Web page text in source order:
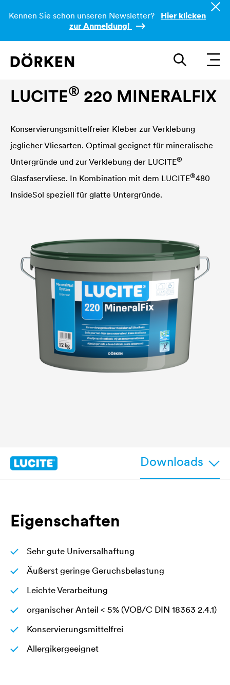
Kennen Sie schon unseren Newsletter?
Hier klicken
zur Anmeldung!
LUCITE® 220 MINERALFIX
Konservierungsmittelfreier Kleber zur Verklebung
jeglicher Vliesarten. Optimal geeignet für mineralische
Untergründe und zur Verklebung der LUCITE®
Glasfaservliese. In Kombination mit dem LUCITE®480
InsideSol speziell für glatte Untergründe.
Downloads
Eigenschaften
Sehr gute Universalhaftung
Äußerst geringe Geruchsbelastung
Leichte Verarbeitung
organischer Anteil < 5% (VOB/C DIN 18363 2.4.1)
Konservierungsmittelfrei
Allergikergeeignet